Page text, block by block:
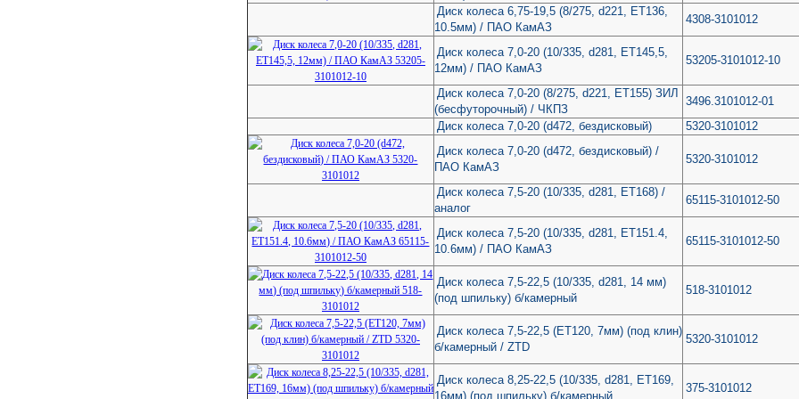
Диск колеса 6,75-19,5 (8/275, d221, ЕТ136,
10.5мм) / ПАО КамАЗ
4308-3101012
Диск колеса 7,0-20 (10/335, d281, ET145,5,
12мм) / ПАО КамАЗ
53205-3101012-10
Диск колеса 7,0-20 (8/275, d221, ЕТ155) ЗИЛ
(бесфуторочный) / ЧКПЗ
3496.3101012-01
Диск колеса 7,0-20 (d472, бездисковый)
5320-3101012
Диск колеса 7,0-20 (d472, бездисковый) /
ПАО КамАЗ
5320-3101012
Диск колеса 7,5-20 (10/335, d281, ET168) /
аналог
65115-3101012-50
Диск колеса 7,5-20 (10/335, d281, ЕТ151.4,
10.6мм) / ПАО КамАЗ
65115-3101012-50
Диск колеса 7,5-22,5 (10/335, d281, 14 мм)
(под шпильку) б/камерный
518-3101012
Диск колеса 7,5-22,5 (ЕТ120, 7мм) (под клин)
б/камерный / ZTD
5320-3101012
Диск колеса 8,25-22,5 (10/335, d281, ЕТ169,
16мм) (под шпильку) б/камерный
375-3101012